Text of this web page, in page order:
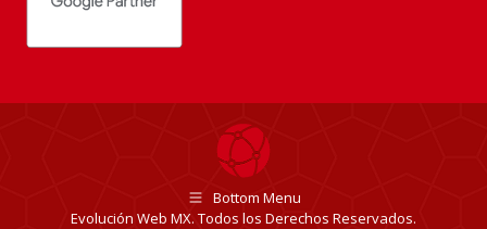
Bottom Menu
Evolución Web MX. Todos los Derechos Reservados.